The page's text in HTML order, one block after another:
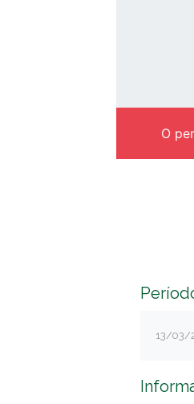
O
13/03/